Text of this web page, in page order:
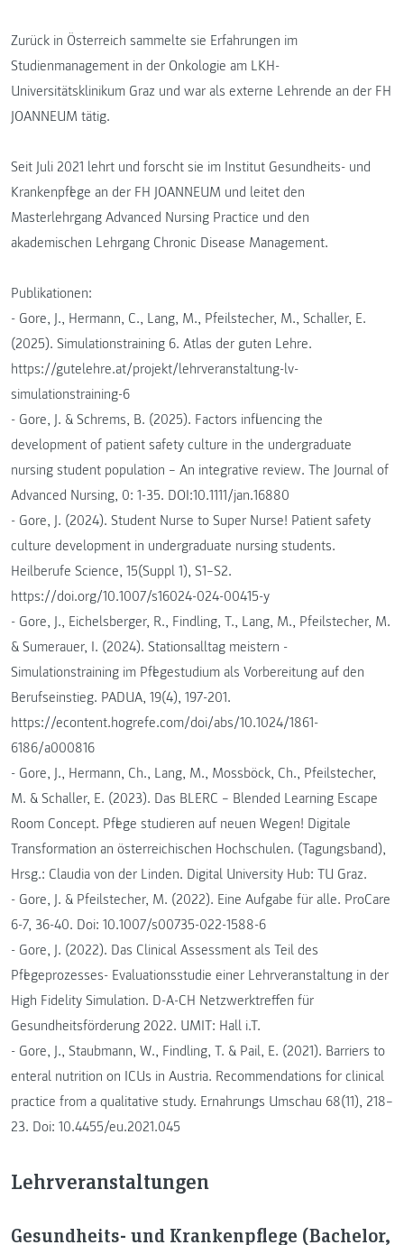
Zurück in Österreich sammelte sie Erfahrungen im
Studienmanagement in der Onkologie am LKH-
Universitätsklinikum Graz und war als externe Lehrende an der FH
JOANNEUM tätig.
Seit Juli 2021 lehrt und forscht sie im Institut Gesundheits- und
Krankenpflege an der FH JOANNEUM und leitet den
Masterlehrgang Advanced Nursing Practice und den
akademischen Lehrgang Chronic Disease Management.
Publikationen:
- Gore, J., Hermann, C., Lang, M., Pfeilstecher, M., Schaller, E.
(2025). Simulationstraining 6. Atlas der guten Lehre.
https://gutelehre.at/projekt/lehrveranstaltung-lv-
simulationstraining-6
- Gore, J. & Schrems, B. (2025). Factors influencing the
development of patient safety culture in the undergraduate
nursing student population – An integrative review. The Journal of
Advanced Nursing, 0: 1-35. DOI:10.1111/jan.16880
- Gore, J. (2024). Student Nurse to Super Nurse! Patient safety
culture development in undergraduate nursing students.
Heilberufe Science, 15(Suppl 1), S1–S2.
https://doi.org/10.1007/s16024-024-00415-y
- Gore, J., Eichelsberger, R., Findling, T., Lang, M., Pfeilstecher, M.
& Sumerauer, I. (2024). Stationsalltag meistern -
Simulationstraining im Pflegestudium als Vorbereitung auf den
Berufseinstieg. PADUA, 19(4), 197-201.
https://econtent.hogrefe.com/doi/abs/10.1024/1861-
6186/a000816
- Gore, J., Hermann, Ch., Lang, M., Mossböck, Ch., Pfeilstecher,
M. & Schaller, E. (2023). Das BLERC – Blended Learning Escape
Room Concept. Pflege studieren auf neuen Wegen! Digitale
Transformation an österreichischen Hochschulen. (Tagungsband),
Hrsg.: Claudia von der Linden. Digital University Hub: TU Graz.
- Gore, J. & Pfeilstecher, M. (2022). Eine Aufgabe für alle. ProCare
6-7, 36-40. Doi: 10.1007/s00735-022-1588-6
- Gore, J. (2022). Das Clinical Assessment als Teil des
Pflegeprozesses- Evaluationsstudie einer Lehrveranstaltung in der
High Fidelity Simulation. D-A-CH Netzwerktreffen für
Gesundheitsförderung 2022. UMIT: Hall i.T.
- Gore, J., Staubmann, W., Findling, T. & Pail, E. (2021). Barriers to
enteral nutrition on ICUs in Austria. Recommendations for clinical
practice from a qualitative study. Ernahrungs Umschau 68(11), 218–
23. Doi: 10.4455/eu.2021.045
Lehrveranstaltungen
Gesundheits- und Krankenpflege (Bachelor,